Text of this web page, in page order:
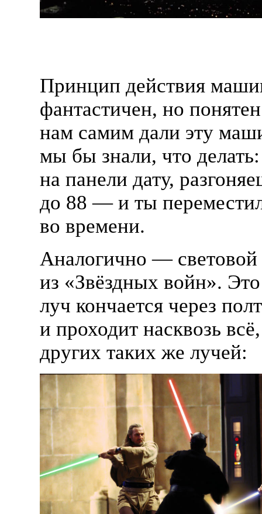
Принцип действия
фантастичен, но
нам самим дали эту
мы бы знали, что
на панели дату,
до 88 — и ты
во времени.
Аналогично — световой
из «Звёздных войн».
луч кончается через
и проходит насквозь
других таких же лучей: